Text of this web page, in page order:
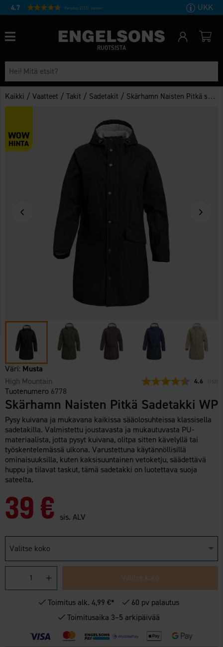
4.7 Perustuu 27231 ääneen UKK
RUOTSISTA
Kaikki /Vaatteet /Takit / Sadetakit / Skärhamn Naisten Pitkä sadetakki WP
Väri: Musta
High Mountain
Tuotenumero 6778
4.6 äänet:
152
Skärhamn Naisten Pitkä Sadetakki WP
Pysy kuivana ja mukavana kaikissa sääolosuhteissa klassisella
sadetakilla. Valmistettu joustavasta ja mukautuvasta PU-
materiaalista, jotta pysyt kuivana, olitpa sitten kävelyllä tai
työskentelemässä ulkona. Varustettuna käytännöllisillä
ominaisuuksilla, kuten kaksisuuntainen vetoketju, säädettävä
huppu ja tilavat taskut, tämä sadetakki on luotettava suoja
sateelta.
39 € sis. ALV
Valitse koko
Valitse koko
Toimitus alk. 4,99 €*
60 pv palautus
Toimitusaika 3–5 arkipäivää